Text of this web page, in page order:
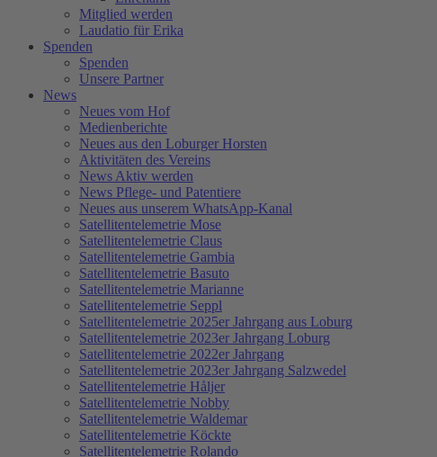
Mitglied werden
Laudatio für Erika
Spenden
Spenden
Unsere Partner
News
Neues vom Hof
Medienberichte
Neues aus den Loburger Horsten
Aktivitäten des Vereins
News Aktiv werden
News Pflege- und Patentiere
Neues aus unserem WhatsApp-Kanal
Satellitentelemetrie Mose
Satellitentelemetrie Claus
Satellitentelemetrie Gambia
Satellitentelemetrie Basuto
Satellitentelemetrie Marianne
Satellitentelemetrie Seppl
Satellitentelemetrie 2025er Jahrgang aus Loburg
Satellitentelemetrie 2023er Jahrgang Loburg
Satellitentelemetrie 2022er Jahrgang
Satellitentelemetrie 2023er Jahrgang Salzwedel
Satellitentelemetrie Håljer
Satellitentelemetrie Nobby
Satellitentelemetrie Waldemar
Satellitentelemetrie Köckte
Satellitentelemetrie Rolando